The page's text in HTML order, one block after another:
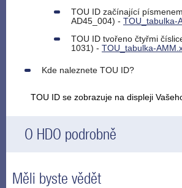
TOU ID začínající
AD45_004) - TOU_tabulka-
TOU ID tvořeno čtyřmi
1031) - TOU_tabulka-
Kde naleznete TOU ID?
TOU ID se zobrazuje na displeji
O HDO podrobně
Měli byste vědět